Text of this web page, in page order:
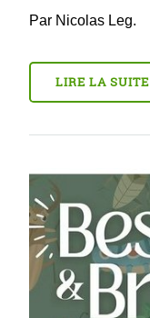
Par Nicolas Leg.
LIRE LA SUITE